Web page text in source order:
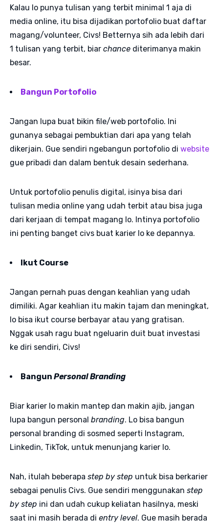
Kalau lo punya tulisan yang terbit minimal 1 aja di
media online, itu bisa dijadikan portofolio buat daftar
magang/volunteer, Civs! Betternya sih ada lebih dari
1 tulisan yang terbit, biar chance diterimanya makin
besar.
Bangun Portofolio
Jangan lupa buat bikin file/web portofolio. Ini
gunanya sebagai pembuktian dari apa yang telah
dikerjain. Gue sendiri ngebangun portofolio di website
gue pribadi dan dalam bentuk desain sederhana.
Untuk portofolio penulis digital, isinya bisa dari
tulisan media online yang udah terbit atau bisa juga
dari kerjaan di tempat magang lo. Intinya portofolio
ini penting banget civs buat karier lo ke depannya.
Ikut Course
Jangan pernah puas dengan keahlian yang udah
dimiliki. Agar keahlian itu makin tajam dan meningkat,
lo bisa ikut course berbayar atau yang gratisan.
Nggak usah ragu buat ngeluarin duit buat investasi
ke diri sendiri, Civs!
Bangun Personal Branding
Biar karier lo makin mantep dan makin ajib, jangan
lupa bangun personal branding. Lo bisa bangun
personal branding di sosmed seperti Instagram,
Linkedin, TikTok, untuk menunjang karier lo.
Nah, itulah beberapa step by step untuk bisa berkarier
sebagai penulis Civs. Gue sendiri menggunakan step
by step ini dan udah cukup keliatan hasilnya, meski
saat ini masih berada di entry level. Gue masih berada